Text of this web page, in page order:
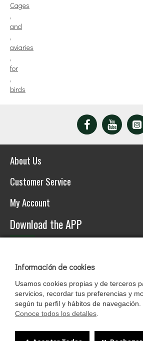
Cages
,
and
,
aviaries
,
for
,
birds
About Us
Customer Service
My Account
Download the APP
Mascotasalfalfa es de StrongCages S.L. CIF B-
Cookie
Información de cookies
Usamos cookies propias y de terceros
servicios, recordar tus preferencias y
según tu perfil y hábitos de navegación.
Conoce todos los detalles